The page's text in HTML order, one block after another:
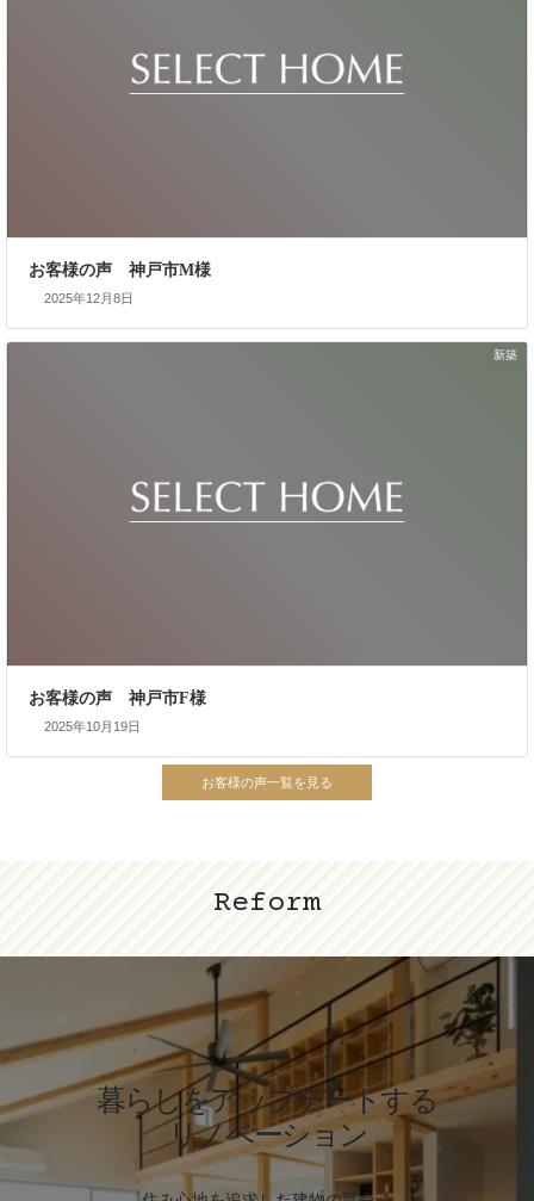
事例一覧を見る
お客様の声 神戸市M様
2025年12月8日
新築
お客様の声 神戸市F様
2025年10月19日
Reform
暮らしをアップデートする
リノベーション
リ
ン